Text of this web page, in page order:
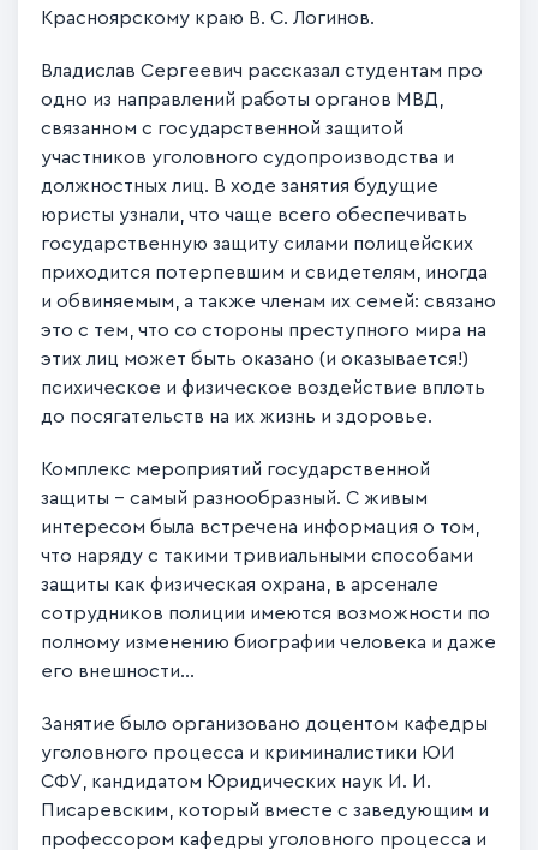
Красноярскому краю В. С. Логинов.
Владислав Сергеевич рассказал студентам про
одно из направлений работы органов МВД,
связанном с государственной защитой
участников уголовного судопроизводства и
должностных лиц. В ходе занятия будущие
юристы узнали, что чаще всего обеспечивать
государственную защиту силами полицейских
приходится потерпевшим и свидетелям, иногда
и обвиняемым, а также членам их семей: связано
это с тем, что со стороны преступного мира на
этих лиц может быть оказано (и оказывается!)
психическое и физическое воздействие вплоть
до посягательств на их жизнь и здоровье.
Комплекс мероприятий государственной
защиты – самый разнообразный. С живым
интересом была встречена информация о том,
что наряду с такими тривиальными способами
защиты как физическая охрана, в арсенале
сотрудников полиции имеются возможности по
полному изменению биографии человека и даже
его внешности…
Занятие было организовано доцентом кафедры
уголовного процесса и криминалистики ЮИ
СФУ, кандидатом Юридических наук И. И.
Писаревским, который вместе с заведующим и
профессором кафедры уголовного процесса и